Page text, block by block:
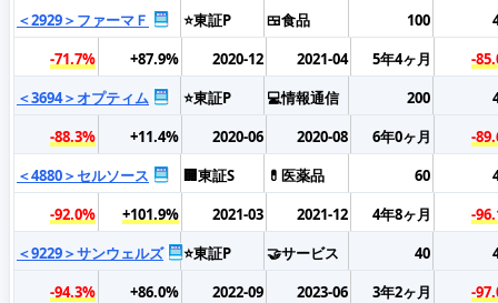
＜2929＞ファーマＦ
⭐東証P 🍱食品 100
-71.7%
+87.9% 2020-12 2021-04 5年4ヶ月
-
＜3694＞オプティム
⭐東証P 💻情報通信 200
-88.3%
+11.4% 2020-06 2020-08 6年0ヶ月
-
＜4880＞セルソース
🏢東証S 💊医薬品 60
-92.0%
+101.9% 2021-03 2021-12 4年8ヶ月
-
＜9229＞サンウェルズ
⭐東証P 🤝サービス 40
-94.3%
+86.0% 2022-09 2023-06 3年2ヶ月 -